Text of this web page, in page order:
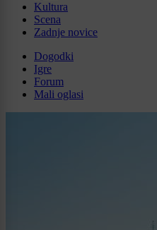
Kultura
Scena
Zadnje novice
Dogodki
Igre
Forum
Mali oglasi